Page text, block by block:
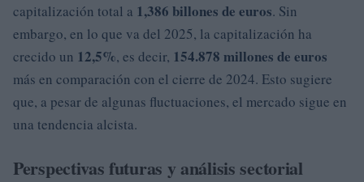
capitalización total a 1,386 billones de euros. Sin
embargo, en lo que va del 2025, la capitalización ha
crecido un 12,5%, es decir, 154.878 millones de euros
más en comparación con el cierre de 2024. Esto sugiere
que, a pesar de algunas fluctuaciones, el mercado sigue en
una tendencia alcista.
Perspectivas futuras y análisis sectorial